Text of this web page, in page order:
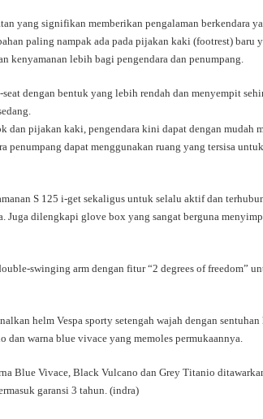
yang signifikan memberikan pengalaman berkendara
paling nampak ada pada pijakan kaki (footrest) baru
kenyamanan lebih bagi pengendara dan penumpang.
dengan bentuk yang lebih rendah dan menyempit
dan pijakan kaki, pengendara kini dapat dengan mudah
penumpang dapat menggunakan ruang yang tersisa untuk
S 125 i-get sekaligus untuk selalu aktif dan
Juga dilengkapi glove box yang sangat berguna
swinging arm dengan fitur “2 degrees of freedom”
helm Vespa sporty setengah wajah dengan sentuhan
dan warna blue vivace yang memoles permukaannya.
Blue Vivace, Black Vulcano dan Grey Titanio
garansi 3 tahun. (indra)